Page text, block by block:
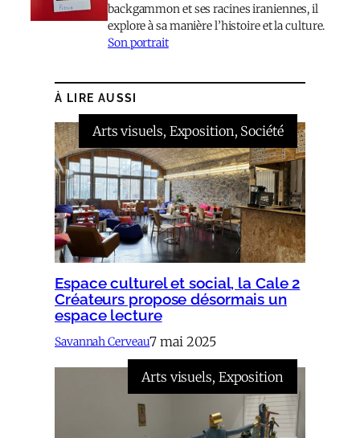
backgammon et ses racines iraniennes, il
explore à sa manière l’histoire et la culture.
Son portrait
À LIRE AUSSI
Arts visuels, Exposition, Société
Espace culturel et social, la Cale 2
Créateurs propose désormais un
espace lecture
Savannah Cerveau7 mai 2025
Arts visuels, Exposition